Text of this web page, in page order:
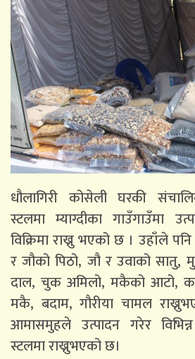
धौलागिरी कोसेली घरकी
स्टलमा म्याग्दीका गाउँगाउँमा
विक्रिमा राख्नु भएको छ । उहाँले
र जौको पिठो, जौ र उवाको सातु,
दाल, चुक अमिलो, मकैको आटो,
मकै, बदाम, गौरीया चामल
आमासमुहले उत्पादन गरेर
स्टलमा राख्नुभएको छ।